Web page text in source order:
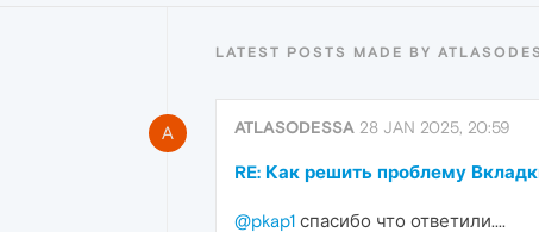
LATEST POSTS MADE BY
A ATLASODESSA 28 JAN 2025, 20:59
RE: Как решить проблему
@pkap1 спасибо что ответили....